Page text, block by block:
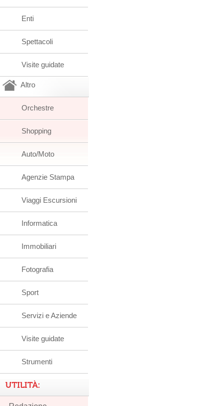
Enti
Spettacoli
Visite guidate
Altro
Orchestre
Shopping
Auto/Moto
Agenzie Stampa
Viaggi Escursioni
Informatica
Immobiliari
Fotografia
Sport
Servizi e Aziende
Visite guidate
Strumenti
UTILITÀ: